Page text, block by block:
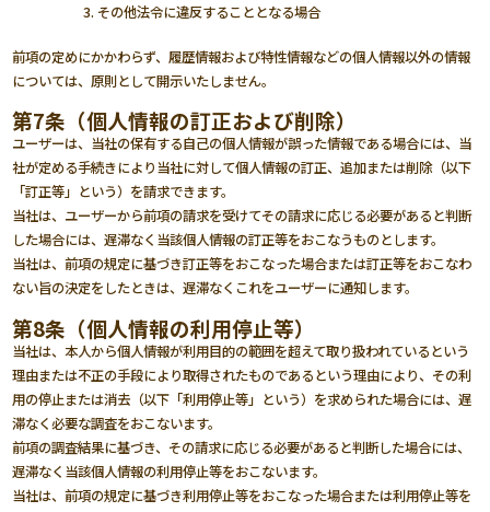
その他法令に違反することとなる場合
前項の定めにかかわらず、履歴情報および特性情報などの個人情報以外の情報
については、原則として開示いたしません。
第7条（個人情報の訂正および削除）
ユーザーは、当社の保有する自己の個人情報が誤った情報である場合には、当
社が定める手続きにより当社に対して個人情報の訂正、追加または削除（以下
「訂正等」という）を請求できます。
当社は、ユーザーから前項の請求を受けてその請求に応じる必要があると判断
した場合には、遅滞なく当該個人情報の訂正等をおこなうものとします。
当社は、前項の規定に基づき訂正等をおこなった場合または訂正等をおこなわ
ない旨の決定をしたときは、遅滞なくこれをユーザーに通知します。
第8条（個人情報の利用停止等）
当社は、本人から個人情報が利用目的の範囲を超えて取り扱われているという
理由または不正の手段により取得されたものであるという理由により、その利
用の停止または消去（以下「利用停止等」という）を求められた場合には、遅
滞なく必要な調査をおこないます。
前項の調査結果に基づき、その請求に応じる必要があると判断した場合には、
遅滞なく当該個人情報の利用停止等をおこないます。
当社は、前項の規定に基づき利用停止等をおこなった場合または利用停止等を